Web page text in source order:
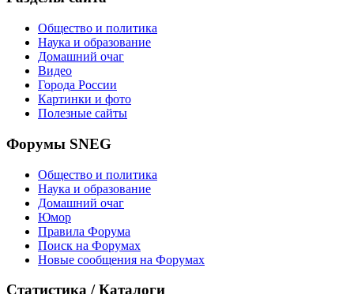
Общество и политика
Наука и образование
Домашний очаг
Видео
Города России
Картинки и фото
Полезные сайты
Форумы SNEG
Общество и политика
Наука и образование
Домашний очаг
Юмор
Правила Форума
Поиск на Форумах
Новые сообщения на Форумах
Статистика / Каталоги